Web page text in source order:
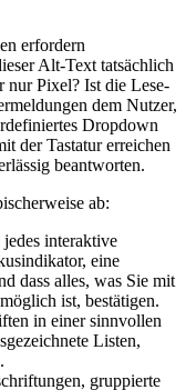
erfordern
Alt-Text tatsächlich
nur Pixel? Ist die Lese-
dem Nutzer,
Dropdown
der Tastatur erreichen
beantworten.
ab:
interaktive
eine
dass alles, was Sie mit
ist, bestätigen.
in einer sinnvollen
Listen,
gruppierte